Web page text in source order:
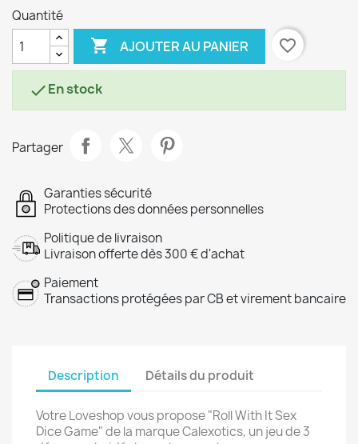
Quantité
 AJOUTER AU PANIER favorite_border
En stock
Partager
Garanties sécurité
Protections des données personnelles
Politique de livraison
Livraison offerte dès 300 € d'achat
Paiement
Transactions protégées par CB et virement bancaire
Description Détails du produit
Votre Loveshop vous propose "Roll With It Sex
Dice Game" de la marque Calexotics, un jeu de 3